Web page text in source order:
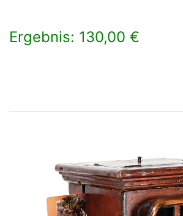
Ergebnis: 130,00 €